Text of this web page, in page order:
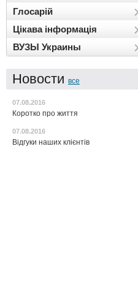
Глосарій
Цікава інформація
ВУЗЫ Украины
Новости все
07.08.2016
Коротко про життя
07.08.2016
Відгуки наших клієнтів